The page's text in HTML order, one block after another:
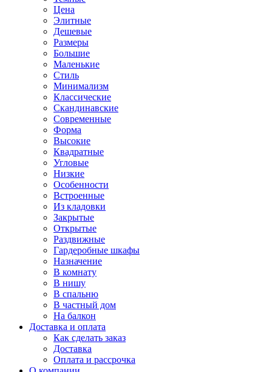
Цена
Элитные
Дешевые
Размеры
Большие
Маленькие
Стиль
Минимализм
Классические
Скандинавские
Современные
Форма
Высокие
Квадратные
Угловые
Низкие
Особенности
Встроенные
Из кладовки
Закрытые
Открытые
Раздвижные
Гардеробные шкафы
Назначение
В комнату
В нишу
В спальню
В частный дом
На балкон
Доставка и оплата
Как сделать заказ
Доставка
Оплата и рассрочка